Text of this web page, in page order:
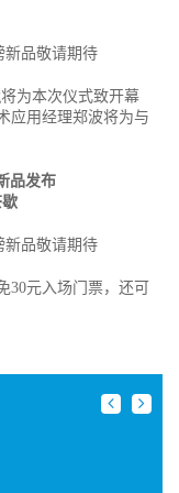
为本次仪式致开幕
应用经理郑波将为与
品发布
30元入场门票，还可